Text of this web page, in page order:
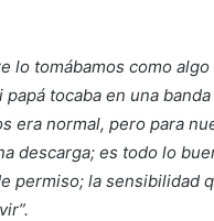
lo tomábamos como
tocaba en una
era normal, pero para
descarga; es todo lo
permiso; la sensibilidad